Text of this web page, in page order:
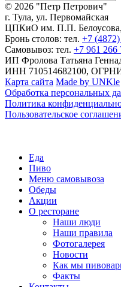
© 2026 "Петр Петрович"
г. Тула, ул. Первомайская
ЦПКиО им. П.П.
Бронь столов: тел. +7
Самовывоз: тел. +7 961 266
ИП Фролова Татьяна
ИНН 710514682100,
Карта сайта Made by UNKle
Обработка персональных
Политика
Пользовательское
Еда
Пиво
Меню самовывоза
Обеды
Акции
О ресторане
Наши люди
Наши правила
Фотогалерея
Новости
Как мы
Факты